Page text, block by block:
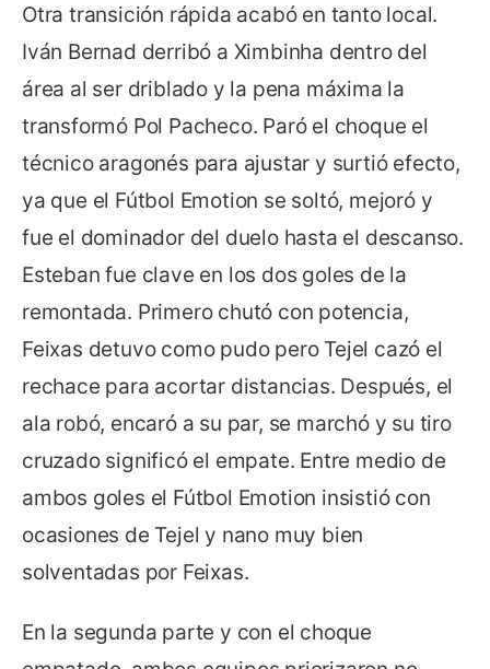
Otra transición rápida acabó en tanto local.
Iván Bernad derribó a Ximbinha dentro del
área al ser driblado y la pena máxima la
transformó Pol Pacheco. Paró el choque el
técnico aragonés para ajustar y surtió efecto,
ya que el Fútbol Emotion se soltó, mejoró y
fue el dominador del duelo hasta el descanso.
Esteban fue clave en los dos goles de la
remontada. Primero chutó con potencia,
Feixas detuvo como pudo pero Tejel cazó el
rechace para acortar distancias. Después, el
ala robó, encaró a su par, se marchó y su tiro
cruzado significó el empate. Entre medio de
ambos goles el Fútbol Emotion insistió con
ocasiones de Tejel y nano muy bien
solventadas por Feixas.
En la segunda parte y con el choque